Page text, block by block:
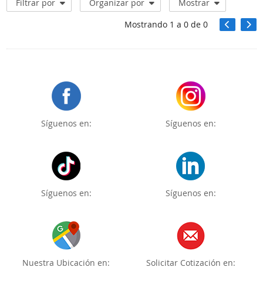
Filtrar por Organizar por
Mostrar
Mostrando 1 a 0de 0
Síguenos en: Síguenos en:
Síguenos en: Síguenos en:
Nuestra Ubicación en: Solicitar Cotización en: